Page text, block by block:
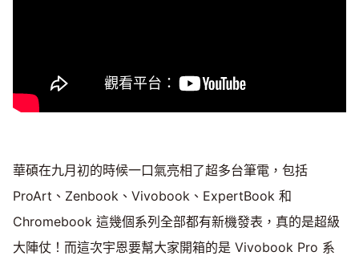
華碩在九月初的時候一口氣亮相了超多台筆電，包括
ProArt、Zenbook、Vivobook、ExpertBook 和
Chromebook 這幾個系列全部都有新機發表，真的是超級
大陣仗！而這次宇恩要幫大家開箱的是 Vivobook Pro 系